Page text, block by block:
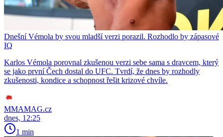
Dnešní Vémola by svou mladší verzi porazil. Rozhodlo by zápasové
IQ
Karlos Vémola porovnal zkušenou verzi sebe sama s dravcem, který
se jako první Čech dostal do UFC. Tvrdí, že dnes by rozhodly
zkušenosti, kondice a schopnost řešit krizové chvíle.
MMAMAG.cz
dnes, 12:25
1 min